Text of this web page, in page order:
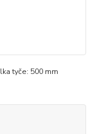
tyče: 500 mm